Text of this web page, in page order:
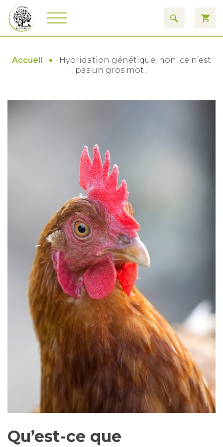
Accueil
Hybridation génétique, non, ce n’est
pas un gros mot !
Qu’est-ce que